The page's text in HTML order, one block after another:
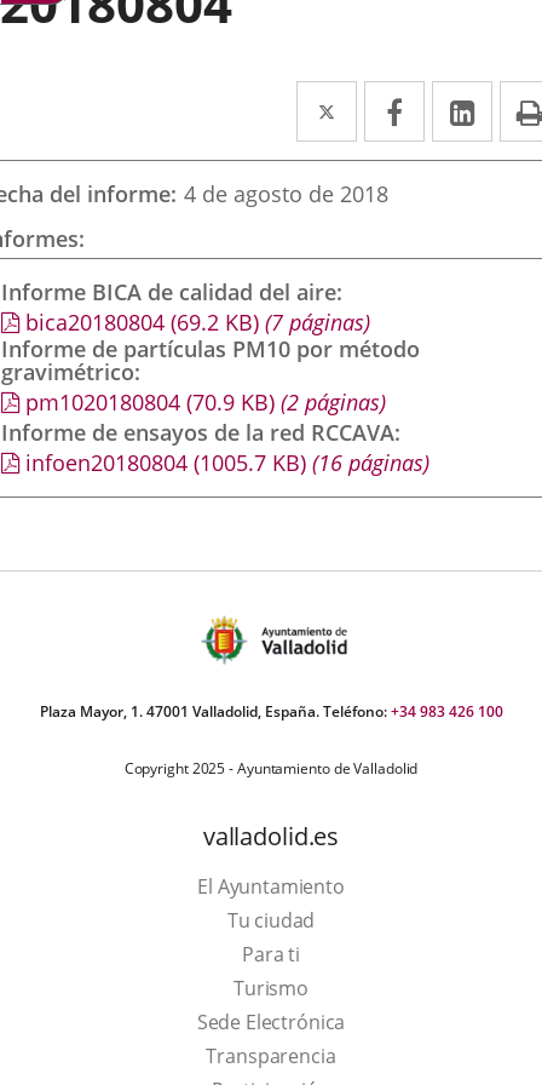
Twitter
Enlace
a
una
externa.
Facebook
Enlace
a
externa.
a
del informe 4 de agosto de 2018
Informe BICA de calidad del aire
bica20180804 (69.2 KB) (7 páginas)
Informe de partículas PM10 por método
gravimétrico
pm1020180804 (70.9 KB) (2 páginas)
Informe de ensayos de la red RCCAVA
infoen20180804 (1005.7 KB) (16 páginas)
Plaza Mayor, 1. 47001 Valladolid, España. Teléfono:+34 983 426 100
Copyright 2025 - Ayuntamiento de Valladolid
valladolid.es
El Ayuntamiento
Tu ciudad
Para ti
TurismoThis
link
will
Sede Electrónica
Transparencia